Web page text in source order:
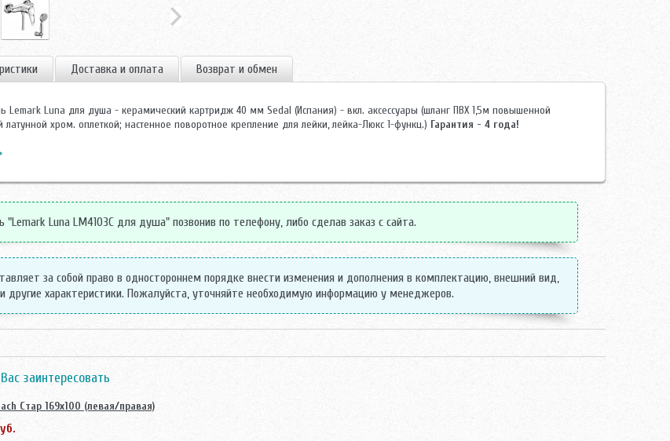
Доставка и оплата Возврат и обмен
Lemark Luna для душа - керамический картридж 40 мм Sedal (Испания) - вкл. аксессуары (шланг ПВХ 1,5м повышенной
латунной хром. оплеткой; настенное поворотное крепление для лейки, лейка-Люкс 1-функц.) Гарантия - 4 года!
Luna LM4103C для душа" позвонив по телефону, либо сделав заказ с сайта.
за собой право в одностороннем порядке внести изменения и дополнения в комплектацию, внешний вид,
другие характеристики. Пожалуйста, уточняйте необходимую информацию у менеджеров.
заинтересовать
Стар 169x100 (левая/правая)